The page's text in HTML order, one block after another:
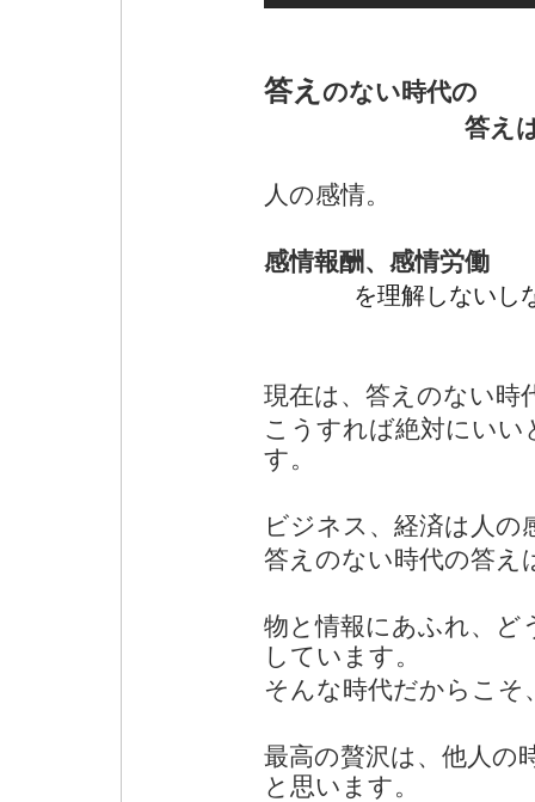
答え のない時代の
答え
人の感情。
感情報酬、感情労働
を理解しないしない
現在は、答えのない時
こうすれば絶対にい
す。
ビジネス、経済は人の
答えのない時代の答え
物と情報にあふれ、ど
しています。
そんな時代だからこ
最高の贅沢は、他人の
と思います。